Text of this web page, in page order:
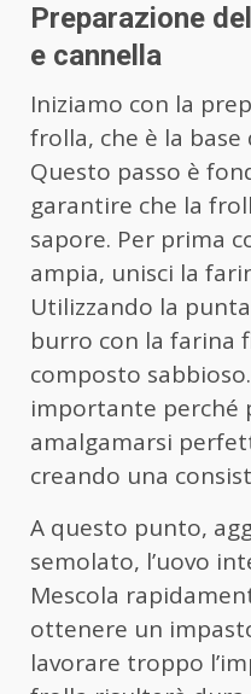
Preparazione
e cannella
Iniziamo con la
frolla, che è la
Questo passo è
garantire che la
sapore. Per prima
ampia, unisci la
Utilizzando la
burro con la farina
composto
importante perché
amalgamarsi
creando una
A questo punto,
semolato, l’uovo
Mescola
ottenere un
lavorare troppo